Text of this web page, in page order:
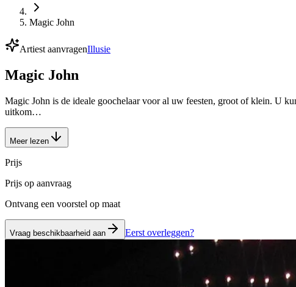
Magic John
Artiest aanvragenIllusie
Magic John
Magic John is de ideale goochelaar voor al uw feesten, groot of klein. U
uitkom…
Meer lezen
Prijs
Prijs op aanvraag
Ontvang een voorstel op maat
Vraag beschikbaarheid aan Eerst overleggen?